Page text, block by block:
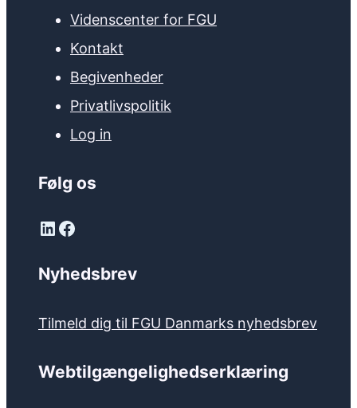
Videnscenter for FGU
Kontakt
Begivenheder
Privatlivspolitik
Log in
Følg os
LinkedIn
Facebook
Nyhedsbrev
Tilmeld dig til FGU Danmarks nyhedsbrev
Webtilgængelighedserklæring